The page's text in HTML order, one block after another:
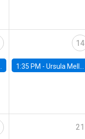
14
1:35 PM -Ursula Mello, Insper - Institute of Education and Research
21